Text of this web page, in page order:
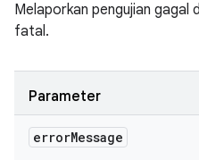
Melaporkan pengujian gagal
fatal.
Parameter
errorMessage